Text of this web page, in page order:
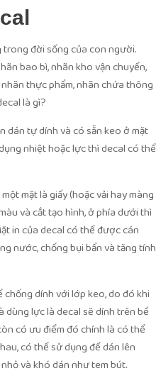
đời sống của con người.
bao bì, nhãn kho vận chuyển,
thực phẩm, nhãn chứa thông
là gì?
dán tự dính và có sẵn keo ở mặt
nhiệt hoặc lực thì decal có thể
mặt là giấy (hoặc vải hay màng
và cắt tạo hình, ở phía dưới thì
in của decal có thể được cán
nước, chống bụi bẩn và tăng tính
dính với lớp keo, do đó khi
lực là decal sẽ dính trên bề
có ưu điểm đó chính là có thể
có thể sử dụng để dán lên
và khó dán như tem bút.